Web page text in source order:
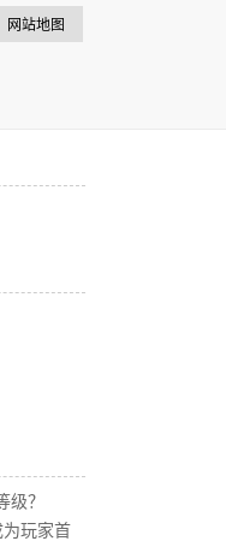
网站地图
？
玩家首